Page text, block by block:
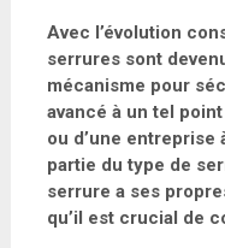
Avec l’évolution
serrures sont
mécanisme pour
avancé à un tel
ou d’une entreprise
partie du type de
serrure a ses
qu’il est crucial de